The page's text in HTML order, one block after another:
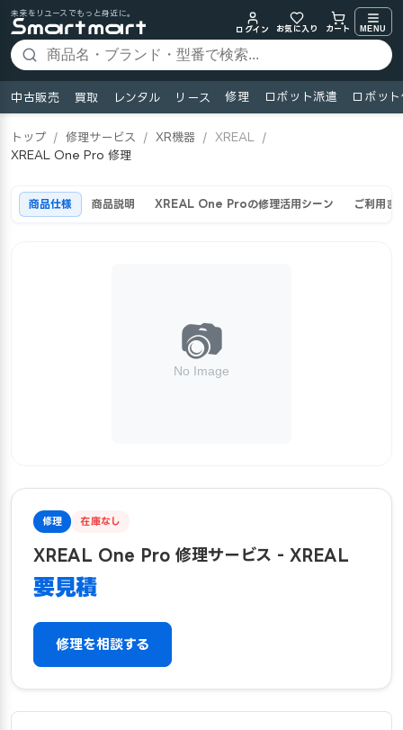
未来をリユースでもっと身近に。
ログイン
お気に入り カート MENU
中古販売 買取 レンタル リース 修理 ロボット派遣 ロボッ
トップ / 修理サービス / XR機器 / XREAL
/
XREAL One Pro 修理
商品仕様 商品説明 XREAL One Proの修理活用シーン ご利用ま
修理 在庫なし
XREAL One Pro 修理サービス - XREAL
要見積
修理を相談する